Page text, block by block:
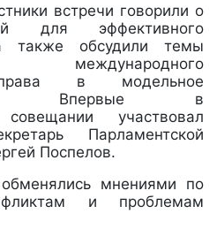
встречи говорили о
для эффективного
также обсудили темы
международного
права в модельное
Впервые в
участвовал
Парламентской
Поспелов.
мнениями по
и проблемам